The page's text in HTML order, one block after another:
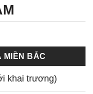
MIỀN BẮC
khai trương)